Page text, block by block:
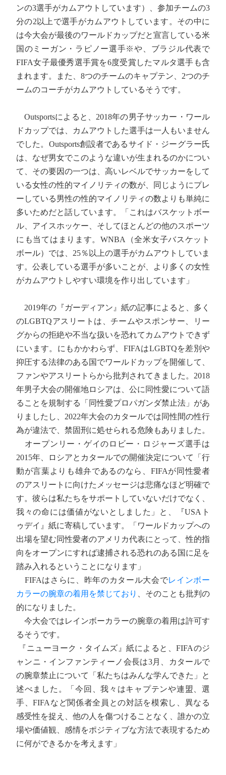
ンの3選手がカムアウトしています）、参加チームの3
分の2以上で選手がカムアウトしています。その中に
は今大会が最後のワールドカップだと宣言している米
国のミーガン・ラピノー選手※や、ブラジル代表で
FIFA女子最優秀選手賞を6度受賞したマルタ選手も含
まれます。また、8つのチームのキャプテン、2つのチ
ームのコーチがカムアウトしているそうです。
Outsportsによると、2018年の男子サッカー・ワール
ドカップでは、カムアウトした選手は一人もいません
でした。Outsports創設者であるサイド・ジーグラー氏
は、なぜ男女でこのような違いが生まれるのかについ
て、その要因の一つは、高いレベルでサッカーをして
いる女性の性的マイノリティの数が、同じようにプレ
ーしている男性の性的マイノリティの数よりも単純に
多いためだと話しています。「これはバスケットボー
ル、アイスホッケー、そしてほとんどの他のスポーツ
にも当てはまります。WNBA（全米女子バスケット
ボール）では、25％以上の選手がカムアウトしていま
す。公表している選手が多いことが、より多くの女性
がカムアウトしやすい環境を作り出しています」
2019年の『ガーディアン』紙の記事によると、多く
のLGBTQアスリートは、チームやスポンサー、リー
グからの拒絶や不当な扱いを恐れてカムアウトできず
にいます。にもかかわらず、FIFAはLGBTQを差別や
抑圧する法律のある国でワールドカップを開催して、
ファンやアスリートらから批判されてきました。2018
年男子大会の開催地ロシアは、公に同性愛について語
ることを規制する「同性愛プロパガンダ禁止法」があ
りましたし、2022年大会のカタールでは同性間の性行
為が違法で、禁固刑に処せられる危険もありました。
オープンリー・ゲイのロビー・ロジャーズ選手は
2015年、ロシアとカタールでの開催決定について「行
動が言葉よりも雄弁であるのなら、FIFAが同性愛者
のアスリートに向けたメッセージは悲痛なほど明確で
す。彼らは私たちをサポートしていないだけでなく、
我々の命には価値がないとしました」と、『USAト
ゥデイ』紙に寄稿しています。「ワールドカップへの
出場を望む同性愛者のアメリカ代表にとって、性的指
向をオープンにすれば逮捕される恐れのある国に足を
踏み入れるということになります」
FIFAはさらに、昨年のカタール大会でレインボー
カラーの腕章の着用を禁じており
、そのことも批判の
的になりました。
今大会ではレインボーカラーの腕章の着用は許可す
るそうです。
『ニューヨーク・タイムズ』紙によると、FIFAのジ
ャンニ・インファンティーノ会長は3月、カタールで
の腕章禁止について「私たちはみんな学んできた」と
述べました。「今回、我々はキャプテンや連盟、選
手、FIFAなど関係者全員との対話を模索し、異なる
感受性を捉え、他の人を傷つけることなく、誰かの立
場や価値観、感情をポジティブな方法で表現するため
に何ができるかを考えます」